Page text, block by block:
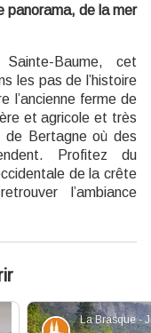
panorama, de la mer
Baume, cet
les pas de l’histoire
l’ancienne ferme de
et agricole et très
Bertagne où des
Profitez du
de la crête
l’ambiance
Patrimoine